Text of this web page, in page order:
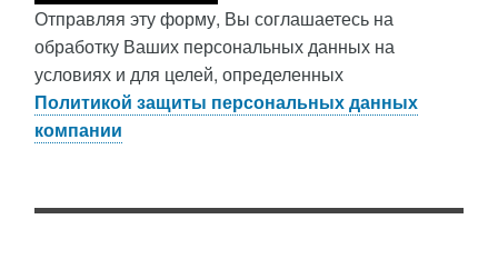
Отправляя эту форму, Вы соглашаетесь на
обработку Ваших персональных данных на
условиях и для целей, определенных
Политикой защиты персональных данных
компании